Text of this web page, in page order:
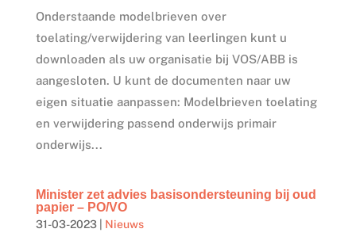
Onderstaande modelbrieven over
toelating/verwijdering van leerlingen kunt u
downloaden als uw organisatie bij VOS/ABB is
aangesloten. U kunt de documenten naar uw
eigen situatie aanpassen: Modelbrieven toelating
en verwijdering passend onderwijs primair
onderwijs...
Minister zet advies basisondersteuning bij oud
papier – PO/VO
31-03-2023| Nieuws